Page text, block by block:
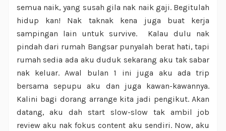
semua naik, yang susah gila nak naik gaji. Begitulah
hidup kan! Nak taknak kena juga buat kerja
sampingan lain untuk survive. Kalau dulu nak
pindah dari rumah Bangsar punyalah berat hati, tapi
rumah sedia ada aku duduk sekarang aku tak sabar
nak keluar. Awal bulan 1 ini juga aku ada trip
bersama sepupu aku dan juga kawan-kawannya.
Kalini bagi dorang arrange kita jadi pengikut. Akan
datang, aku dah start slow-slow tak ambil job
review aku nak fokus content aku sendiri. Now, aku